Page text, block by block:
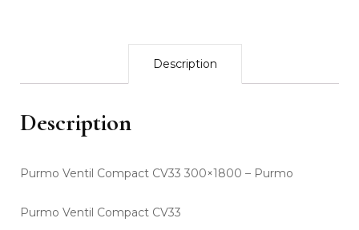
Description
Description
Purmo Ventil Compact CV33 300×1800 – Purmo
Purmo Ventil Compact CV33